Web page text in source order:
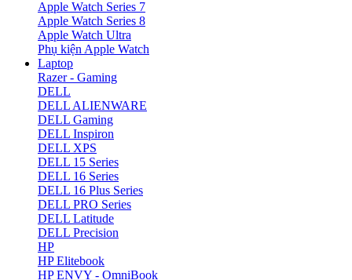
Apple Watch Series 7
Apple Watch Series 8
Apple Watch Ultra
Phụ kiện Apple Watch
Laptop
Razer - Gaming
DELL
DELL ALIENWARE
DELL Gaming
DELL Inspiron
DELL XPS
DELL 15 Series
DELL 16 Series
DELL 16 Plus Series
DELL PRO Series
DELL Latitude
DELL Precision
HP
HP Elitebook
HP ENVY - OmniBook